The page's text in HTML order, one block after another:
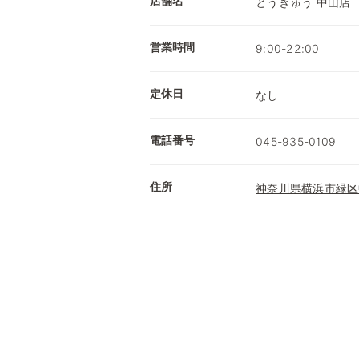
営業時間 9:00-22:00
定休日 なし
電話番号 045-935-0109
住所 神奈川県横浜市緑